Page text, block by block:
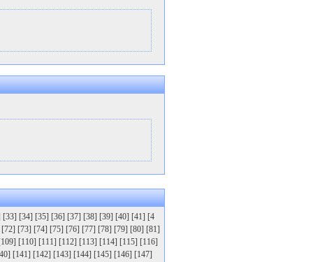
[33] [34] [35] [36] [37] [38] [39] [40] [41] [4
[72] [73] [74] [75] [76] [77] [78] [79] [80] [81]
[110] [111] [112] [113] [114] [115] [116]
[141] [142] [143] [144] [145] [146] [147]